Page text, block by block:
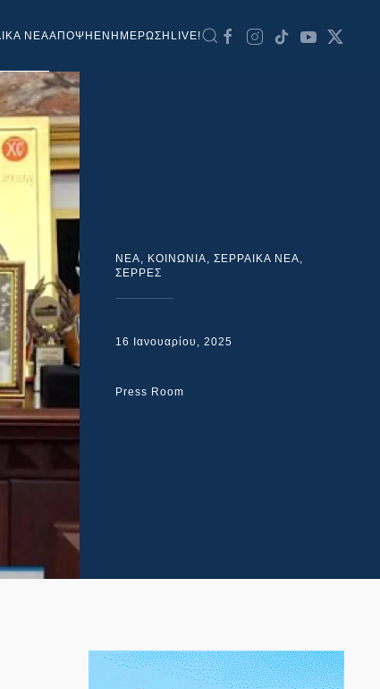
ΝΕΑΑΠΟΨΗ ΕΝΗΜΕΡΩΣΗ LIVE!
NEA, ΚΟΙΝΩΝΙΑ, ΣΕΡΡΑΙΚΑ ΝΕΑ,
ΣΕΡΡΕΣ
16 Ιανουαρίου, 2025
Press Room